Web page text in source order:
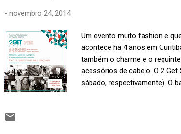
- novembro 24, 2014
Um evento muito fashion e
acontece há 4 anos em
também o charme e o
acessórios de cabelo. O 2
sábado, respectivamente). O
Boutique; BeeGee Store;